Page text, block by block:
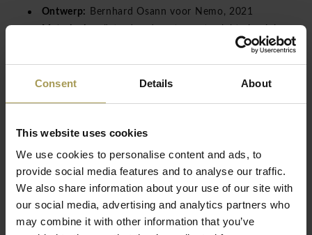
Consent Details About
This website uses cookies
We use cookies to personalise content and ads, to
provide social media features and to analyse our traffic.
We also share information about your use of our site with
our social media, advertising and analytics partners who
may combine it with other information that you’ve
Ontwerp: Bernhard Osann voor Nemo, 2021
Maten:Zie foto bijlage
Licht:LED spot, 6,5W , 110-240V, 395lm
hoogtepunt van deze collectie is de lampkop, die naar
persoonlijke smaak kan worden geselecteerd. Een platte
lampkop (lineair) is beschikbaar voor een bredere
lichtverdeling of een compacte spot voor meer selectieve
verlichting.